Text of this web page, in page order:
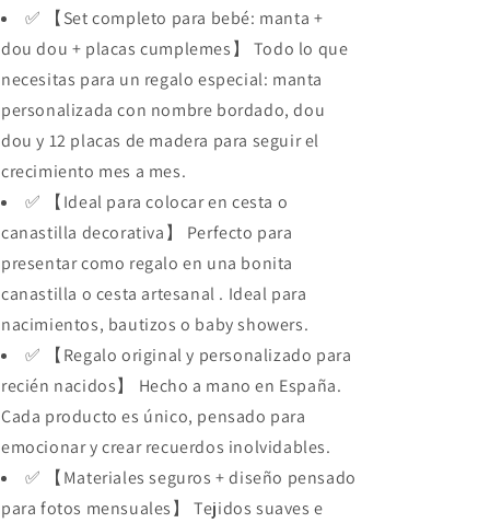
+Dou
Regalo
Recién
Nacido
Niño
o
Niña
–
Canastilla
Bebé
Hecha
Mano
–
Regalos
+Dou
Dou–
Regalo
Recién
Nacido
o
Niña
–
Cesta
Canastilla
Bebé
Hecha
Mano
–
Regalos
Originales
✅ 【Set completo para bebé: manta +
dou dou + placas cumplemes】 Todo lo que
necesitas para un regalo especial: manta
personalizada con nombre bordado, dou
dou y 12 placas de madera para seguir el
crecimiento mes a mes.
✅ 【Ideal para colocar en cesta o
canastilla decorativa】 Perfecto para
presentar como regalo en una bonita
canastilla o cesta artesanal . Ideal para
nacimientos, bautizos o baby showers.
✅ 【Regalo original y personalizado para
recién nacidos】 Hecho a mano en España.
Cada producto es único, pensado para
emocionar y crear recuerdos inolvidables.
✅ 【Materiales seguros + diseño pensado
para fotos mensuales】 Tejidos suaves e